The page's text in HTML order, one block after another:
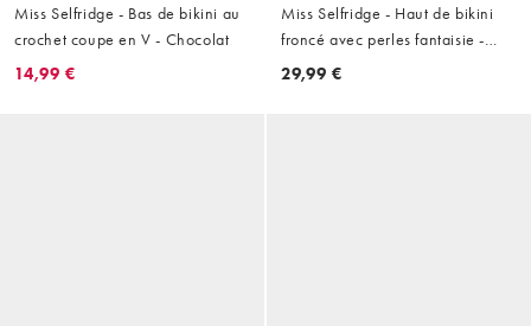
Miss Selfridge - Bas de bikini au
crochet coupe en V - Chocolat
14,99 €
Miss Selfridge - Haut de bikini
froncé avec perles fantaisie -
Turquoise
29,99 €